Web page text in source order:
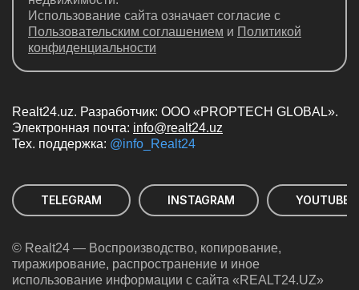
многокомнатное жильё, элитные апартаменты;
современные студии;
переоборудованную под квартиру комнату в общежитии с
собственными санузлом и кухней.
рядом с ж/д или автовокзалом.
Цены на краткосрочную аренду недвижимости
месторасположения дома и развитости инфраструктуры;
площади, количества комнат и спальных мест;
техники;
сезона;
Использование сайта означает согласие с
Пользовательским соглашением и Политикой
конфиденциальности
Realt24.uz. Разработчик: ООО «PROPTECH GLOBAL».
Электронная почта: info@realt24.uz
Teх. поддержка: @info_Realt24
TELEGRAM INSTAGRAM YOUTUBE
© Realt24 — Воспроизводство, копирование,
тиражирование, распространение и иное
использование информации с сайта «REALT24.UZ»